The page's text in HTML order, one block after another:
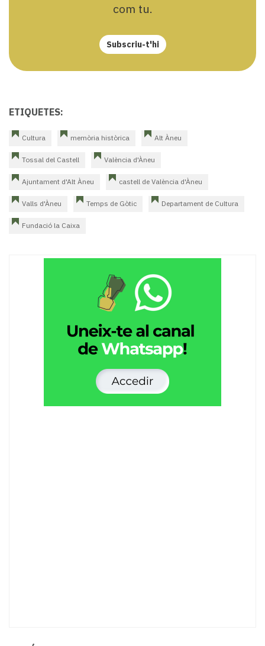
com tu.
Subscriu-t'hi
ETIQUETES:
Cultura memòria històrica Alt Àneu
Tossal del Castell València d'Àneu
Ajuntament d'Alt Àneu castell de València d'Àneu
Valls d'Àneu Temps de Gòtic Departament de Cultura
Fundació la Caixa